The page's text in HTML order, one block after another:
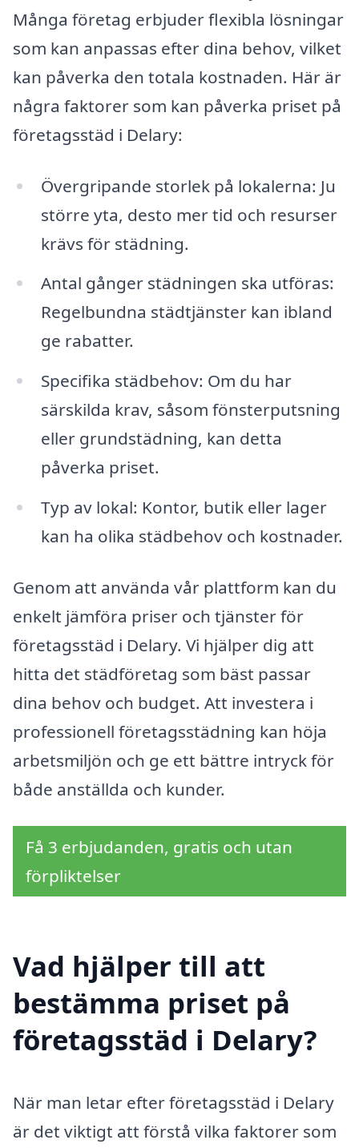
Många företag erbjuder flexibla lösningar
som kan anpassas efter dina behov, vilket
kan påverka den totala kostnaden. Här är
några faktorer som kan påverka priset på
företagsstäd i Delary:
Övergripande storlek på lokalerna: Ju
större yta, desto mer tid och resurser
krävs för städning.
Antal gånger städningen ska utföras:
Regelbundna städtjänster kan ibland
ge rabatter.
Specifika städbehov: Om du har
särskilda krav, såsom fönsterputsning
eller grundstädning, kan detta
påverka priset.
Typ av lokal: Kontor, butik eller lager
kan ha olika städbehov och kostnader.
Genom att använda vår plattform kan du
enkelt jämföra priser och tjänster för
företagsstäd i Delary. Vi hjälper dig att
hitta det städföretag som bäst passar
dina behov och budget. Att investera i
professionell företagsstädning kan höja
arbetsmiljön och ge ett bättre intryck för
både anställda och kunder.
Få 3 erbjudanden, gratis och utan
förpliktelser
Vad hjälper till att
bestämma priset på
företagsstäd i Delary?
När man letar efter företagsstäd i Delary
är det viktigt att förstå vilka faktorer som